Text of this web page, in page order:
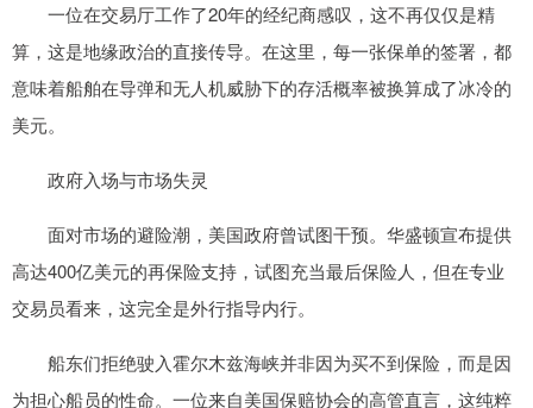
一位在交易厅工作了20年的经纪商感叹，这不再仅仅是精
算，这是地缘政治的直接传导。在这里，每一张保单的签署，都
意味着船舶在导弹和无人机威胁下的存活概率被换算成了冰冷的
美元。
政府入场与市场失灵
面对市场的避险潮，美国政府曾试图干预。华盛顿宣布提供
高达400亿美元的再保险支持，试图充当最后保险人，但在专业
交易员看来，这完全是外行指导内行。
船东们拒绝驶入霍尔木兹海峡并非因为买不到保险，而是因
为担心船员的性命。一位来自美国保赔协会的高管直言，这纯粹